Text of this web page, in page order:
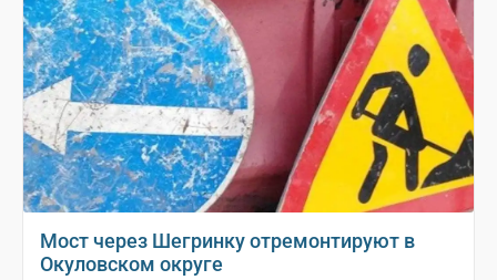
Мост через Шегринку отремонтируют в
Окуловском округе